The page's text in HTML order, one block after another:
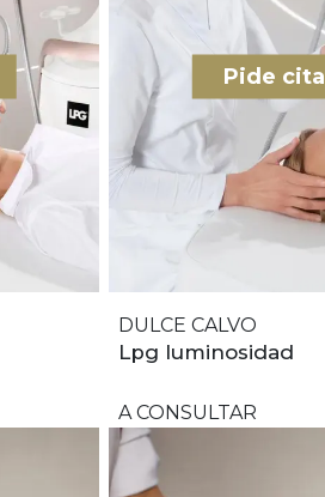
Pide cita
DULCE CALVO
Lpg luminosidad
A CONSULTAR